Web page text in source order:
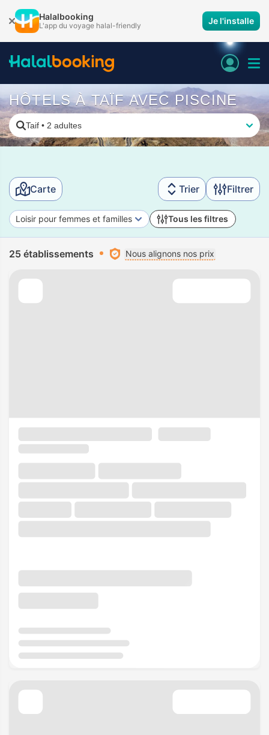
Halalbooking
L'app du voyage halal-friendly Je l'installe
HÔTELS À TAÏF AVEC PISCINE
Taif • 2 adultes
Carte Trier Filtrer
Loisir pour femmes et familles Tous les filtres
25 établissements Nous alignons nos prix